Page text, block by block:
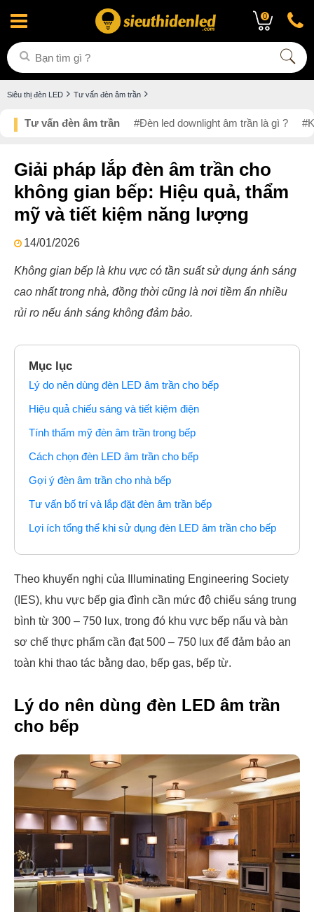
0
Siêu thị đèn LED Tư vấn đèn âm trần
Tư vấn đèn âm trần #Đèn led downlight âm trần là gì ?
Giải pháp lắp đèn âm trần cho
không gian bếp: Hiệu quả, thẩm
mỹ và tiết kiệm năng lượng
14/01/2026
Không gian bếp là khu vực có tần suất sử dụng ánh sáng
cao nhất trong nhà, đồng thời cũng là nơi tiềm ẩn nhiều
rủi ro nếu ánh sáng không đảm bảo.
Mục lục
Lý do nên dùng đèn LED âm trần cho bếp
Hiệu quả chiếu sáng và tiết kiệm điện
Tính thẩm mỹ đèn âm trần trong bếp
Cách chọn đèn LED âm trần cho bếp
Gợi ý đèn âm trần cho nhà bếp
Tư vấn bố trí và lắp đặt đèn âm trần bếp
Lợi ích tổng thể khi sử dụng đèn LED âm trần cho bếp
Theo khuyến nghị của Illuminating Engineering Society
(IES), khu vực bếp gia đình cần mức độ chiếu sáng trung
bình từ 300 – 750 lux, trong đó khu vực bếp nấu và bàn
sơ chế thực phẩm cần đạt 500 – 750 lux để đảm bảo an
toàn khi thao tác bằng dao, bếp gas, bếp từ.
Lý do nên dùng đèn LED âm trần
cho bếp